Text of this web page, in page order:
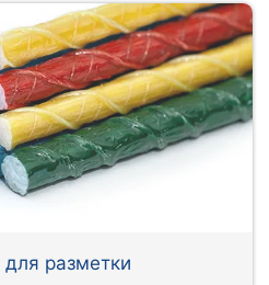
разметки